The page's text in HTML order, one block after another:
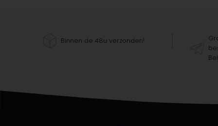
Binnen de 48u verzonden!